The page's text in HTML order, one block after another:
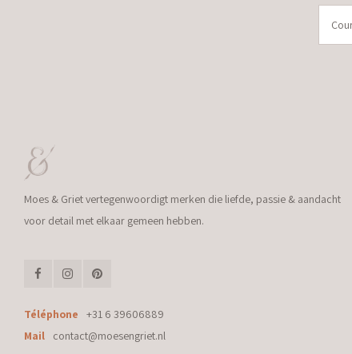
Moes & Griet vertegenwoordigt merken die liefde, passie & aandacht
voor detail met elkaar gemeen hebben.
Téléphone
+31 6 39606889
Mail
contact@moesengriet.nl